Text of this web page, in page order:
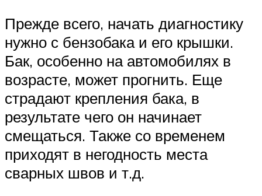
Прежде всего, начать диагностику
нужно с бензобака и его крышки.
Бак, особенно на автомобилях в
возрасте, может прогнить. Еще
страдают крепления бака, в
результате чего он начинает
смещаться. Также со временем
приходят в негодность места
сварных швов и т.д.